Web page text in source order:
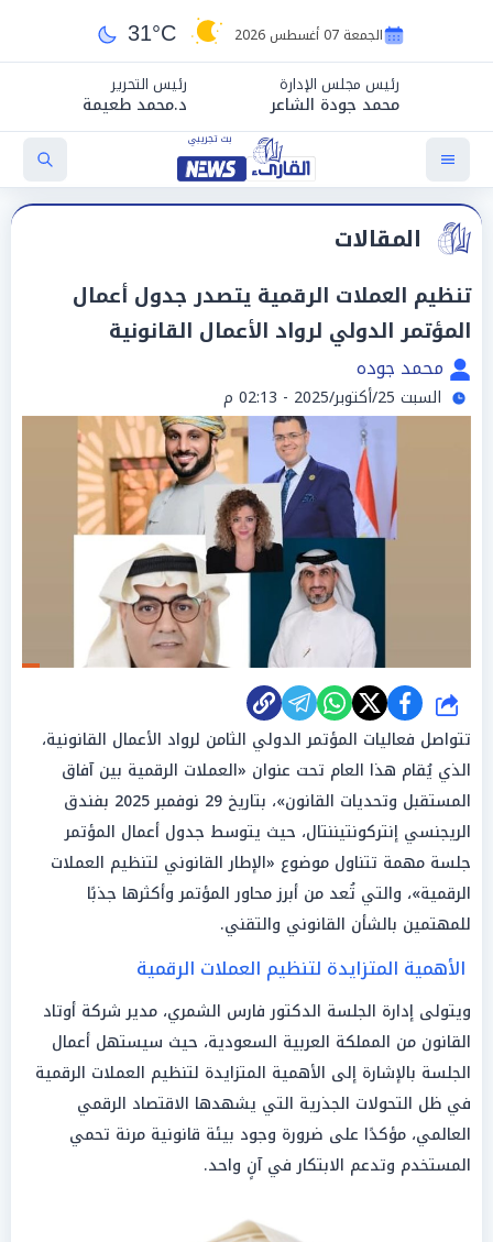
الجمعة 07 أغسطس 2026 31°C
رئيس مجلس الإدارة
محمد جودة الشاعر
رئيس التحرير
د.محمد طعيمة
المقالات
تنظيم العملات الرقمية يتصدر جدول أعمال
المؤتمر الدولي لرواد الأعمال القانونية
محمد جوده
السبت 25/أكتوبر/2025 - 02:13 م
شارك
تتواصل فعاليات المؤتمر الدولي الثامن لرواد الأعمال القانونية،
الذي يُقام هذا العام تحت عنوان «العملات الرقمية بين آفاق
المستقبل وتحديات القانون»، بتاريخ 29 نوفمبر 2025 بفندق
الريجنسي إنتركونتيننتال، حيث يتوسط جدول أعمال المؤتمر
جلسة مهمة تتناول موضوع «الإطار القانوني لتنظيم العملات
الرقمية»، والتي تُعد من أبرز محاور المؤتمر وأكثرها جذبًا
للمهتمين بالشأن القانوني والتقني.
الأهمية المتزايدة لتنظيم العملات الرقمية
ويتولى إدارة الجلسة الدكتور فارس الشمري، مدير شركة أوتاد
القانون من المملكة العربية السعودية، حيث سيستهل أعمال
الجلسة بالإشارة إلى الأهمية المتزايدة لتنظيم العملات الرقمية
في ظل التحولات الجذرية التي يشهدها الاقتصاد الرقمي
العالمي، مؤكدًا على ضرورة وجود بيئة قانونية مرنة تحمي
المستخدم وتدعم الابتكار في آنٍ واحد.